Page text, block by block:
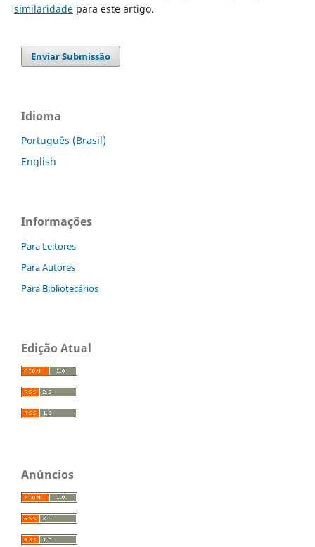
similaridadepara este artigo.
Enviar Submissão
Idioma
Português (Brasil)
English
Informações
Para Leitores
Para Autores
Para Bibliotecários
Edição Atual
Anúncios